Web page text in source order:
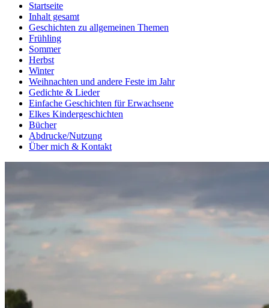
Startseite
Inhalt gesamt
Geschichten zu allgemeinen Themen
Frühling
Sommer
Herbst
Winter
Weihnachten und andere Feste im Jahr
Gedichte & Lieder
Einfache Geschichten für Erwachsene
Elkes Kindergeschichten
Bücher
Abdrucke/Nutzung
Über mich & Kontakt